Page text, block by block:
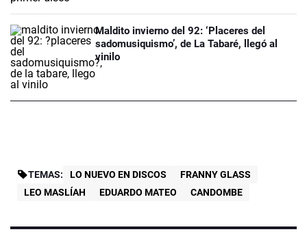
Maldito invierno del 92: ‘Placeres del
sadomusiquismo’, de La Tabaré, llegó al
vinilo
TEMAS: LO NUEVO EN DISCOS
FRANNY GLASS
LEO MASLÍAH
EDUARDO MATEO CANDOMBE